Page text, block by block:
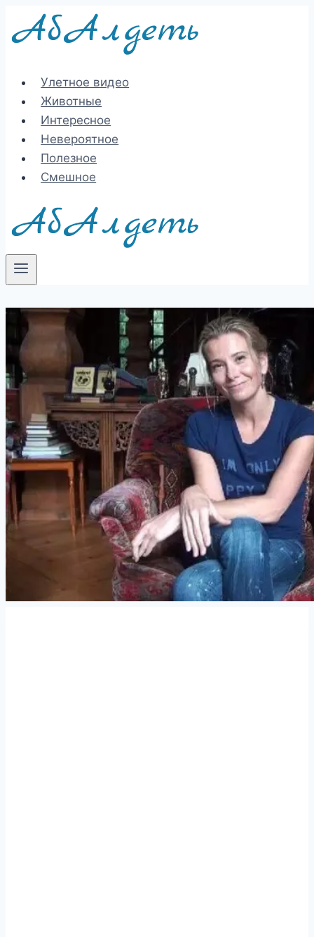
Перейти
Улетное видео
Животные
Интересное
Невероятное
Полезное
Смешное